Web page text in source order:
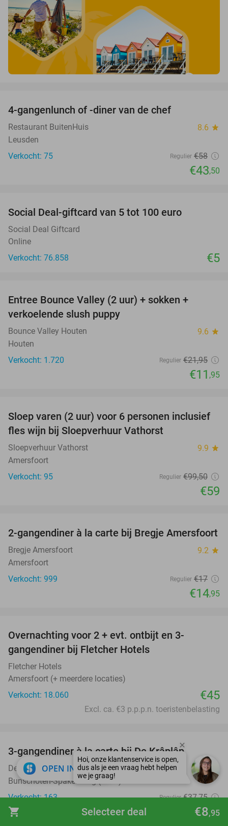
shopping_cart €8,95
Selecteer deal
4-gangenlunch of -diner van de chef
Restaurant BuitenHuis 8.6 star
Leusden
Verkocht: 75
Regulier €58
€43,50
Social Deal-giftcard van 5 tot 100 euro
Social Deal Giftcard
Online
Verkocht: 76.858
€5
Entree Bounce Valley (2 uur) + sokken +
verkoelende slush puppy
Bounce Valley Houten 9.6 star
Houten
Verkocht: 1.720
Regulier €21,95
€11 ,95
41%
Sloep varen (2 uur) voor 6 personen inclusief
fles wijn bij Sloepverhuur Vathorst
Sloepverhuur Vathorst 9.9 star
Amersfoort
Verkocht: 95
Regulier €99,50
€59
12%
2-gangendiner à la carte bij Bregje Amersfoort
Bregje Amersfoort 9.2 star
Amersfoort
Verkocht: 999
Regulier €17
€14,95
Overnachting voor 2 + evt. ontbijt en 3-
gangendiner bij Fletcher Hotels
Fletcher Hotels
Amersfoort (+ meerdere locaties)
Verkocht: 18.060
€45
Excl. ca. €3 p.p.p.n. toeristenbelasting
23%
3-gangendiner à la carte bij De Krâplâp
De Krâplâp 9.9star
Bunschoten-Spakenburg (8 km)
Verkocht: 163
Regulier €37,75
€28 ,95
OPEN IN APP close